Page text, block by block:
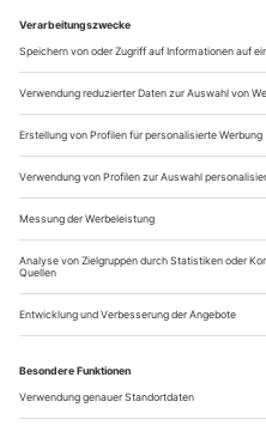
aber nur für Sekunden.
breitbeinig der römische...
An der Baumgrenze
Bryn Terfel singt seinen letzten
gemeinsam mit René Pape und
Verbier Festival
Während der ersten Takte
Giovanni an einer
Parkett und baut sich vor
Reihe auf. Ihr ist der
Während das Publikum
plötzlich Umworbenen Röte